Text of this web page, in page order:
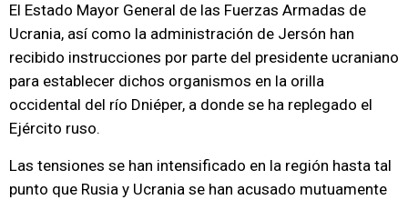
El Estado Mayor General de las Fuerzas Armadas de
Ucrania, así como la administración de Jersón han
recibido instrucciones por parte del presidente ucraniano
para establecer dichos organismos en la orilla
occidental del río Dniéper, a donde se ha replegado el
Ejército ruso.
Las tensiones se han intensificado en la región hasta tal
punto que Rusia y Ucrania se han acusado mutuamente